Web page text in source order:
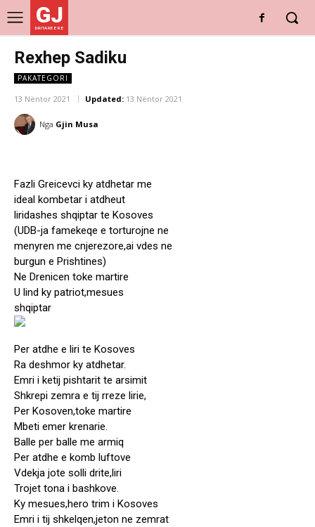
GJ
DRITARE E RE
Rexhep Sadiku
PAKATEGORI
13 Nëntor 2021 Updated: 13 Nëntor 2021
Nga Gjin Musa
Fazli Greicevci ky atdhetar me
ideal kombetar i atdheut
liridashes shqiptar te Kosoves
(UDB-ja famekeqe e torturojne ne
menyren me cnjerezore,ai vdes ne
burgun e Prishtines)
Ne Drenicen toke martire
U lind ky patriot,mesues
shqiptar
Per atdhe e liri te Kosoves
Ra deshmor ky atdhetar.
Emri i ketij pishtarit te arsimit
Shkrepi zemra e tij rreze lirie,
Per Kosoven,toke martire
Mbeti emer krenarie.
Balle per balle me armiq
Per atdhe e komb luftove
Vdekja jote solli drite,liri
Trojet tona i bashkove.
Ky mesues,hero trim i Kosoves
Emri i tij shkelqen,jeton ne zemrat